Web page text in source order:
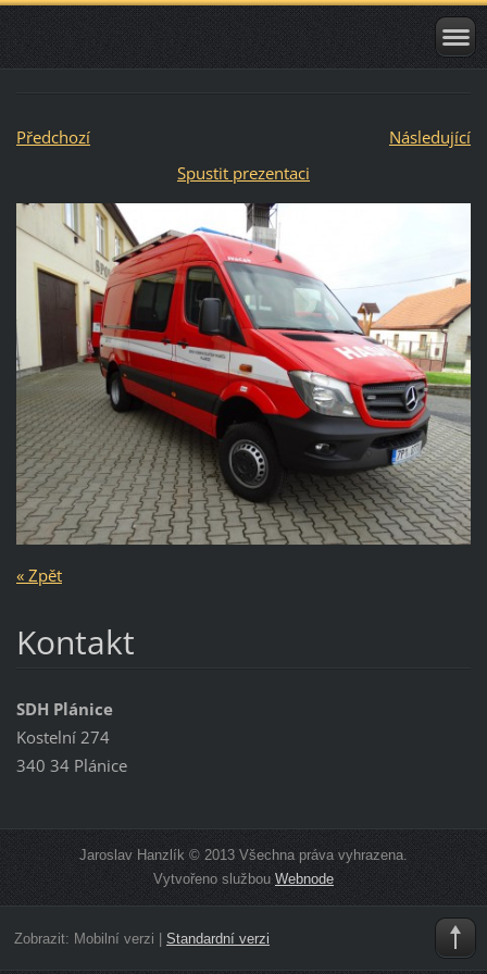
Předchozí
Následující
Spustit prezentaci
« Zpět
Kontakt
SDH Plánice
Kostelní 274
340 34 Plánice
Jaroslav Hanzlík © 2013 Všechna práva vyhrazena.
Vytvořeno službouWebnode
Zobrazit: Mobilní verzi Standardní verzi